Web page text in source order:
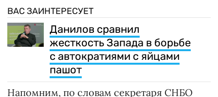
ВАС ЗАИНТЕРЕСУЕТ
Данилов сравнил
жесткость Запада в борьбе
с автократиями с яйцами
пашот
Напомним, по словам секретаря СНБО